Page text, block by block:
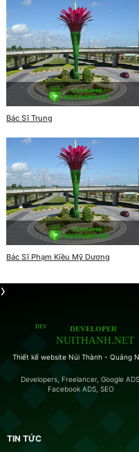
Bác Sĩ Trung
Bác Sĩ Phạm Kiều Mỹ Dương
Thiết kế website Núi Thành - Quảng
Developers, Freelancer, Google ADS,
Facebook ADS, SEO
TIN TỨC